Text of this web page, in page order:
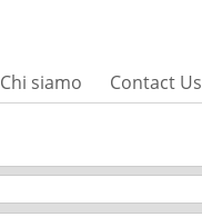
Chi siamo Contact Us